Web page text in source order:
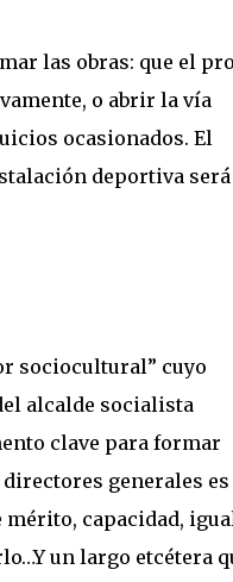
las obras: que el
o abrir la vía
ocasionados. El
deportiva será
sociocultural” cuyo
alcalde socialista
clave para formar
generales es
capacidad,
un largo etcétera